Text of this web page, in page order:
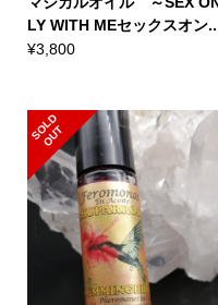
LY WITH MEセックスオン
¥3,800
S
O
L
D
O
U
T